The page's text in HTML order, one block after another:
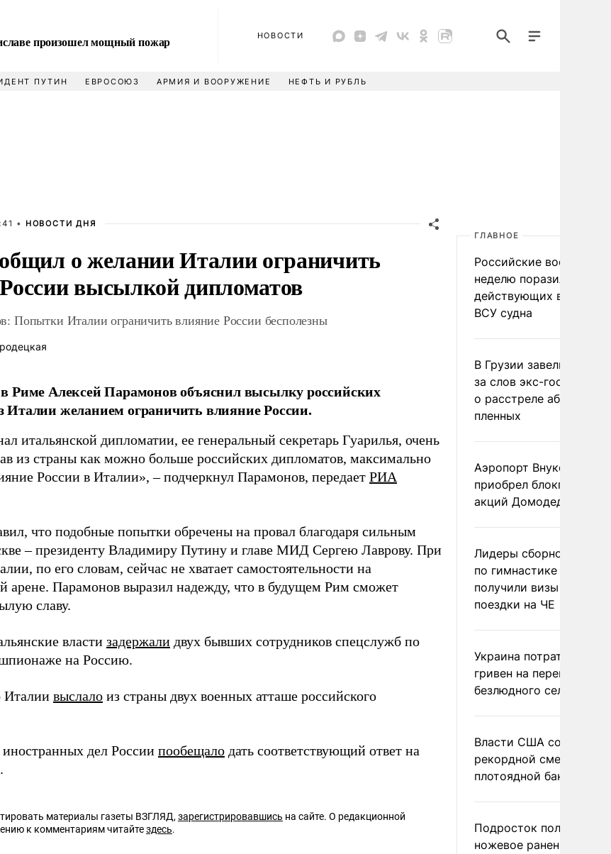
произошел мощный пожар НОВОСТИ
ПУТИН ЕВРОСОЮЗ АРМИЯ И ВООРУЖЕНИЕ НЕФТЬ И РУБЛЬ
• НОВОСТИ ДНЯ
о желании Италии ограничить
высылкой дипломатов
Попытки Италии ограничить влияние России бесполезны
Риме Алексей Парамонов объяснил высылку российских
Италии желанием ограничить влияние России.
итальянской дипломатии, ее генеральный секретарь Гуарилья, очень
из страны как можно больше российских дипломатов, максимально
России в Италии», – подчеркнул Парамонов, передает РИА
что подобные попытки обречены на провал благодаря сильным
– президенту Владимиру Путину и главе МИД Сергею Лаврову. При
по его словам, сейчас не хватает самостоятельности на
арене. Парамонов выразил надежду, что в будущем Рим сможет
славу.
власти задержали двух бывших сотрудников спецслужб по
на Россию.
Италии выслало из страны двух военных атташе российского
дел России пообещало дать соответствующий ответ на
материалы газеты ВЗГЛЯД, зарегистрировавшись на сайте. О редакционной
к комментариям читайтездесь.
ГЛАВНОЕ
Российские военные за
неделю поразили 34
действующих в
ВСУ судна
В Грузии завели дело
за слов экс-
о расстреле абхазских
пленных
Аэропорт Внуково
приобрел блокпакет
акций Домодедово
Лидеры сборной
по гимнастике не
получили визы для
поездки на ЧЕ
Украина потратила 1
гривен на
безлюдного села
Власти США сообщили
рекордной смертности
плотоядной бактерии
Подросток получил
ножевое ранение в